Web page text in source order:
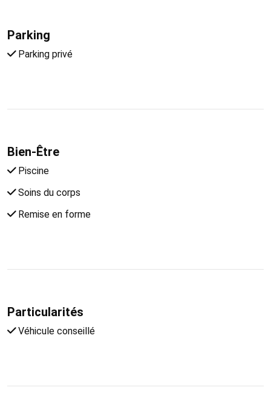
Parking
Parking privé
Bien-Être
Piscine
Soins du corps
Remise en forme
Particularités
Véhicule conseillé